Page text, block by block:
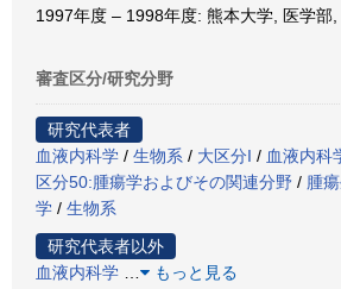
1997年度 – 1998年度: 熊本大学, 医学部,
審査区分/研究分野
研究代表者
血液内科学 / 生物系 / 大区分I / 血液内科
区分50:腫瘍学およびその関連分野 / 腫
学 / 生物系
研究代表者以外
血液内科学
もっと見る